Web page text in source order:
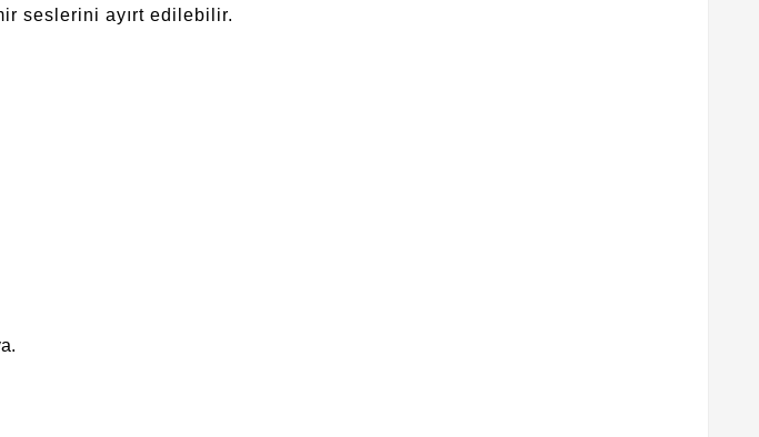
seslerini ayırt edilebilir.